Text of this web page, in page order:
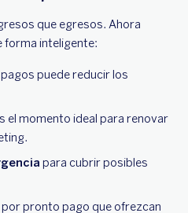
que egresos. Ahora
forma inteligente:
puede reducir los
el momento ideal para renovar
para cubrir posibles
por pronto pago que ofrezcan